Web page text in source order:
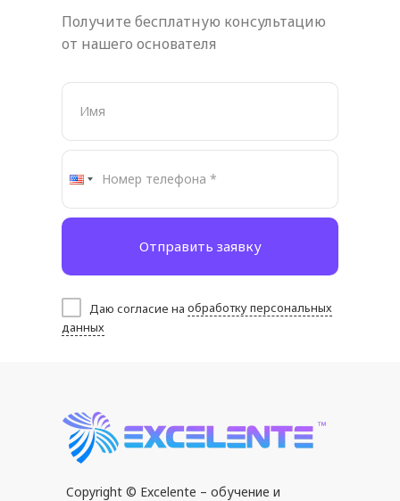
Получите бесплатную консультацию
от нашего основателя
Отправить заявку
Даю согласие на обработку персональных
данных
Copyright © Excelente – обучение и